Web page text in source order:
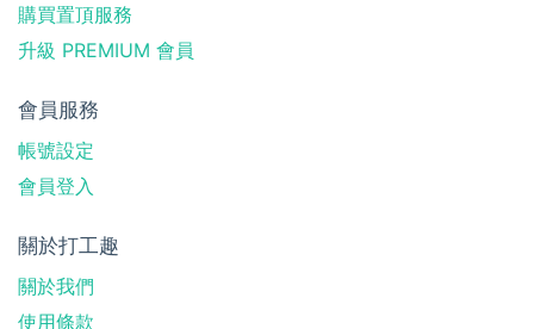
購買置頂服務
升級 PREMIUM 會員
會員服務
帳號設定
會員登入
關於打工趣
關於我們
使用條款